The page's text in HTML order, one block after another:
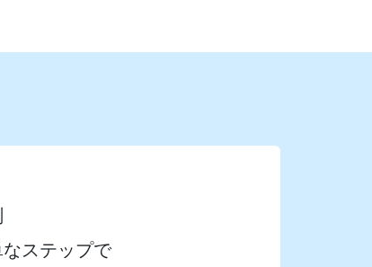
ステップで